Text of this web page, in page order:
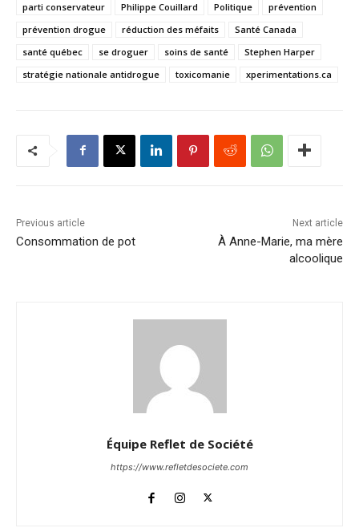
parti conservateur Philippe Couillard Politique
prévention
prévention drogue
réduction des méfaits
Santé Canada
santé québec
se droguer soins de santé
Stephen Harper
stratégie nationale antidrogue
toxicomanie xperimentations.ca
Previous article
Consommation de pot
Next article
À Anne-Marie, ma mère
alcoolique
Équipe Reflet de Société
https://www.refletdesociete.com